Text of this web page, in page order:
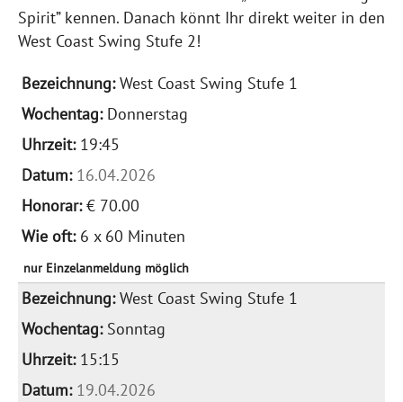
Spirit” kennen. Danach könnt Ihr direkt weiter in den
West Coast Swing Stufe 2!
West Coast Swing Stufe 1
Donnerstag
19:45
16.04.2026
€ 70.00
6 x 60 Minuten
nur Einzelanmeldung möglich
West Coast Swing Stufe 1
Sonntag
15:15
19.04.2026